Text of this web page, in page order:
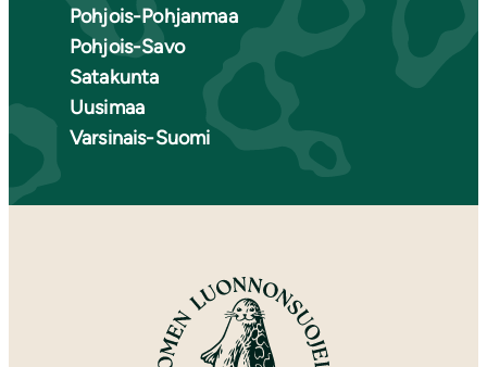
Pohjois-Pohjanmaa
Pohjois-Savo
Satakunta
Uusimaa
Varsinais-Suomi